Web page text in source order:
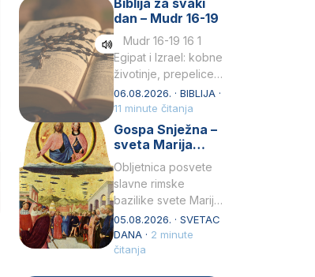
Petar u svojoj
drugoj…
Biblija za svaki
dan – Mudr 16-19
Mudr 16-19 16 1
Egipat i Izrael: kobne
životinje, prepelice
Zato bijahu
primjereno kažnjeni
sličnim životinjamai
mučeni mnoštvom
06.08.2026. · BIBLIJA ·
11 minute čitanja
Gospa Snježna –
sveta Marija
Velika, zaštitnica
rimske bazilike
Obljetnica posvete
slavne rimske
bazilike svete Marije
Velike (Santa Maria
Maggiore) u narodu
se slavi kao Gospa
05.08.2026. · SVETAC
DANA · 2 minute
čitanja